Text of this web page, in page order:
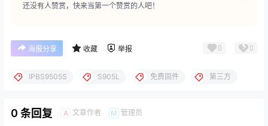
还没有人赞赏，快来当第一个赞赏的人吧！
海报分享 收藏 举报 0 0
IPBS9505S S905L 免费固件 第三方
0 条回复 A 文章作者 M 管理员